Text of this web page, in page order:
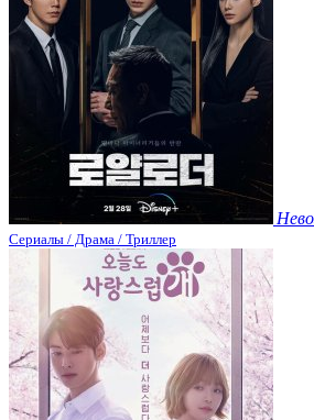
Сериалы / Драма / Триллер